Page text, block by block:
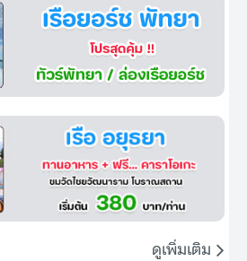
ดูเพิ่มเติม